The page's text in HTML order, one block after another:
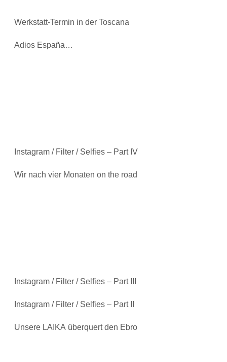
Werkstatt-Termin in der Toscana
Adios España…
Instagram / Filter / Selfies – Part IV
Wir nach vier Monaten on the road
Instagram / Filter / Selfies – Part III
Instagram / Filter / Selfies – Part II
Unsere LAIKA überquert den Ebro